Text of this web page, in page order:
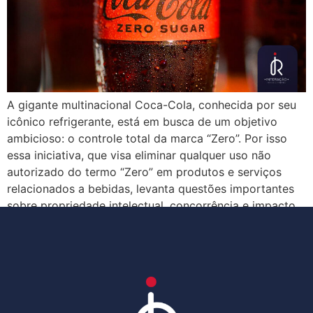
A gigante multinacional Coca-Cola, conhecida por seu
icônico refrigerante, está em busca de um objetivo
ambicioso: o controle total da marca “Zero”. Por isso
essa iniciativa, que visa eliminar qualquer uso não
autorizado do termo “Zero” em produtos e serviços
relacionados a bebidas, levanta questões importantes
sobre propriedade intelectual, concorrência e impacto